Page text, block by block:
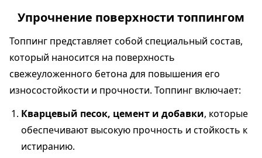
Упрочнение поверхности топпингом
Топпинг представляет собой специальный состав,
который наносится на поверхность
свежеуложенного бетона для повышения его
износостойкости и прочности. Топпинг включает:
Кварцевый песок, цемент и добавки, которые
обеспечивают высокую прочность и стойкость к
истиранию.